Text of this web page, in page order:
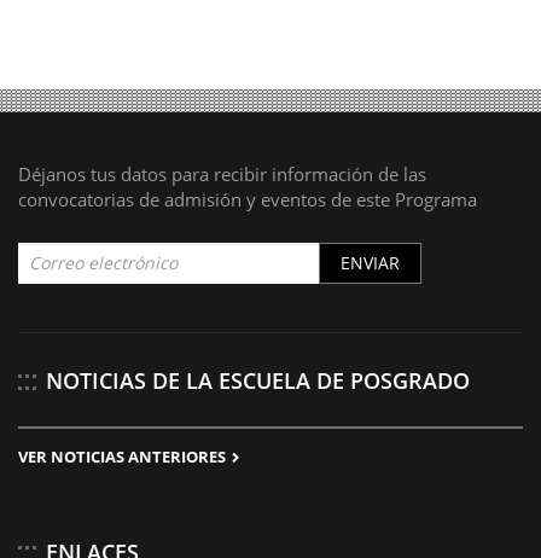
Déjanos tus datos para recibir información de las
convocatorias de admisión y eventos de este Programa
ENVIAR
NOTICIAS DE LA ESCUELA DE POSGRADO
VER NOTICIAS ANTERIORES
ENLACES